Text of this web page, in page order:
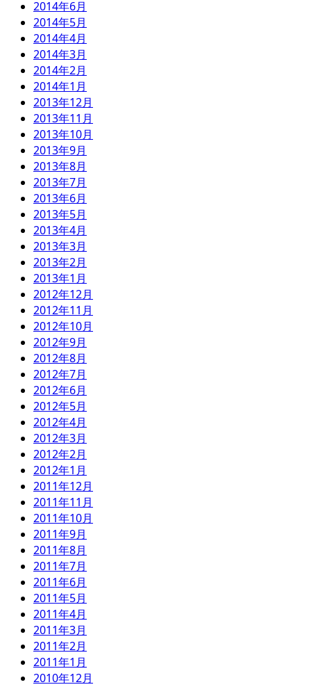
2014年6月
2014年5月
2014年4月
2014年3月
2014年2月
2014年1月
2013年12月
2013年11月
2013年10月
2013年9月
2013年8月
2013年7月
2013年6月
2013年5月
2013年4月
2013年3月
2013年2月
2013年1月
2012年12月
2012年11月
2012年10月
2012年9月
2012年8月
2012年7月
2012年6月
2012年5月
2012年4月
2012年3月
2012年2月
2012年1月
2011年12月
2011年11月
2011年10月
2011年9月
2011年8月
2011年7月
2011年6月
2011年5月
2011年4月
2011年3月
2011年2月
2011年1月
2010年12月